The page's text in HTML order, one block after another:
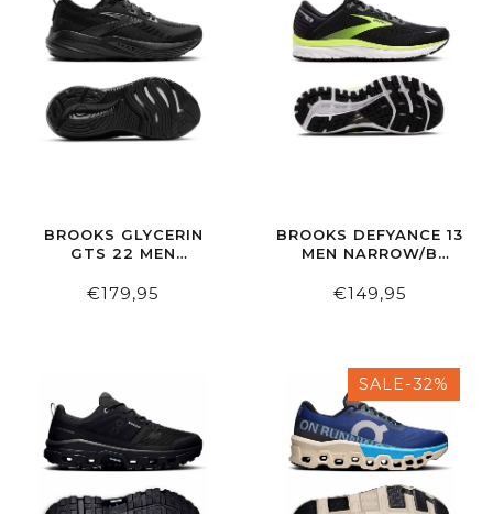
BROOKS GLYCERIN
GTS 22 MEN
€179,95
BROOKS DEFYANCE 13
MEN NARROW/B
€149,95
SALE-32%